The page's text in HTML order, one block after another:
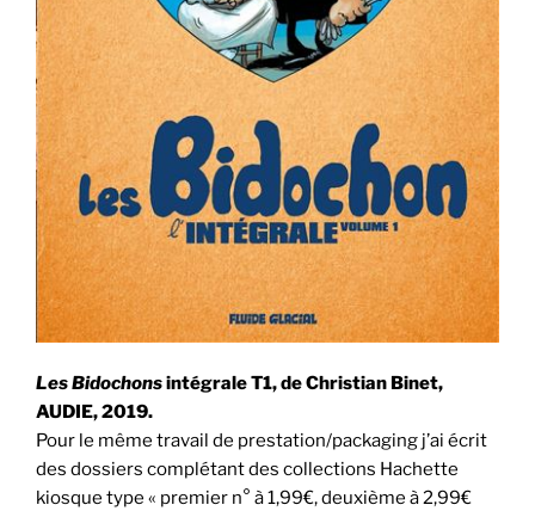
Les Bidochonsintégrale T1, de Christian Binet,
AUDIE, 2019.
Pour le même travail de prestation/packaging j’ai écrit
des dossiers complétant des collections Hachette
kiosque type « premier n° à 1,99€, deuxième à 2,99€